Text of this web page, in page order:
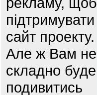
підтримувати
сайт проекту.
Але ж Вам не
складно буде
подивитись